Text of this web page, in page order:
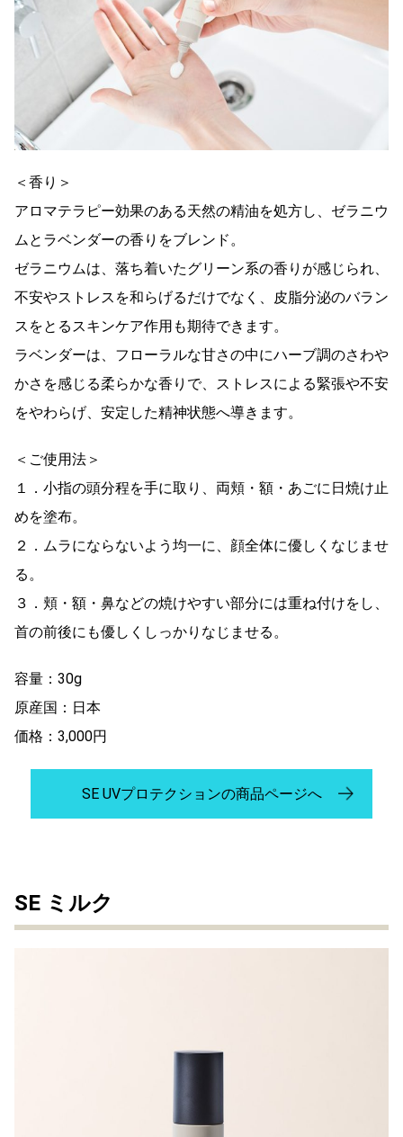
＜香り＞
アロマテラピー効果のある天然の精油を処方し、ゼラニウ
ムとラベンダーの香りをブレンド。
ゼラニウムは、落ち着いたグリーン系の香りが感じられ、
不安やストレスを和らげるだけでなく、皮脂分泌のバラン
スをとるスキンケア作用も期待できます。
ラベンダーは、フローラルな甘さの中にハーブ調のさわや
かさを感じる柔らかな香りで、ストレスによる緊張や不安
をやわらげ、安定した精神状態へ導きます。
＜ご使用法＞
１．小指の頭分程を手に取り、両頬・額・あごに日焼け止
めを塗布。
２．ムラにならないよう均一に、顔全体に優しくなじませ
る。
３．頬・額・鼻などの焼けやすい部分には重ね付けをし、
首の前後にも優しくしっかりなじませる。
容量：30g
原産国：日本
価格：3,000円
SE UVプロテクションの商品ページへ
SE ミルク